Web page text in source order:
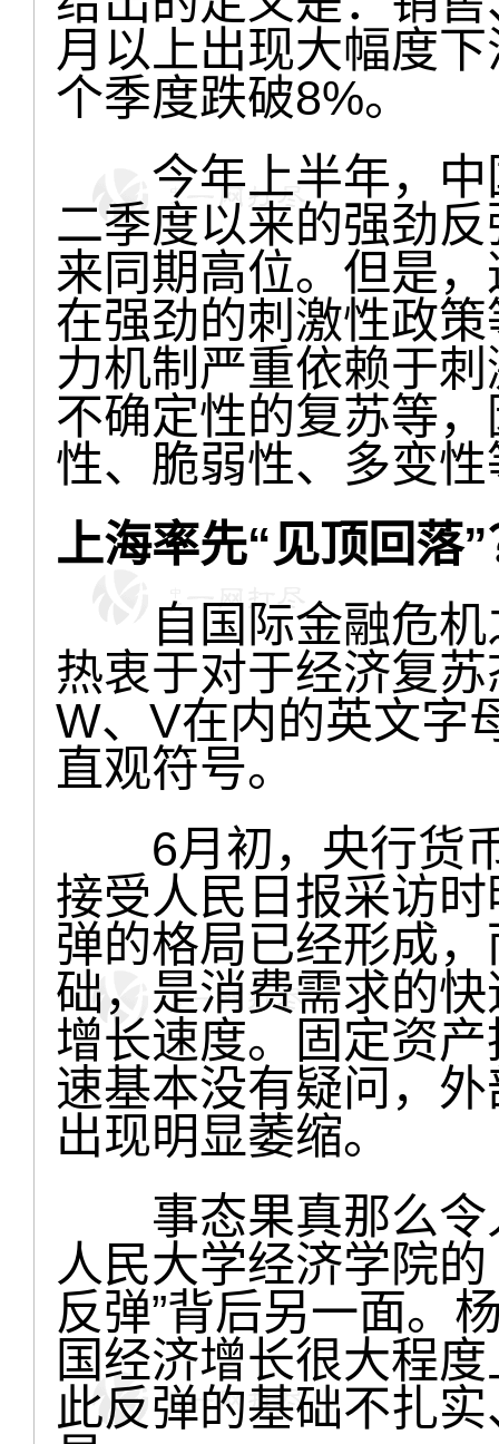
月以上出现大幅度
个季度跌破8%。
今年上半年，中
二季度以来的强劲
来同期高位。但是
在强劲的刺激性政
力机制严重依赖于
不确定性的复苏等
性、脆弱性、多变
上海率先“见顶回落
自国际金融危机
热衷于对于经济复
W、V在内的英文字
直观符号。
6月初，央行货币
接受人民日报采访
弹的格局已经形成
础，是消费需求的
增长速度。固定资
速基本没有疑问，
出现明显萎缩。
事态果真那么令
人民大学经济学院
反弹”背后另一面。
国经济增长很大程
此反弹的基础不扎